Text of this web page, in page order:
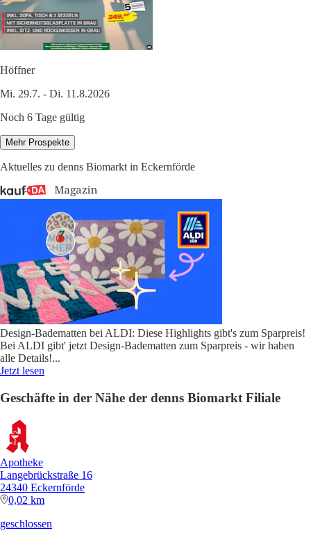
Höffner
Mi. 29.7. - Di. 11.8.2026
Noch 6 Tage gültig
Mehr Prospekte
Aktuelles zu denns Biomarkt in Eckernförde
Design-Badematten bei ALDI: Diese Highlights gibt's zum Sparpreis!
Bei ALDI gibt' jetzt Design-Badematten zum Sparpreis - wir haben
alle Details!...
Jetzt lesen
Geschäfte in der Nähe der denns Biomarkt Filiale
Apotheke
Langebrückstraße 16
24340 Eckernförde
0,02 km
geschlossen